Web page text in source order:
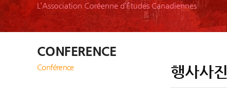
L’Association Coréenne d’Études Canadiennes
CONFERENCE
Conférence 행사사진